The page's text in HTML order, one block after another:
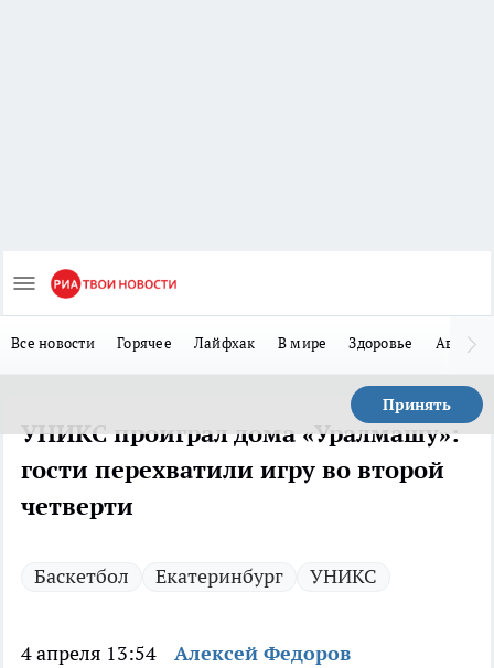
Все новости Горячее Лайфхак В мире Здоровье Авто
Принять
УНИКС проиграл дома «Уралмашу»:
гости перехватили игру во второй
четверти
Баскетбол Екатеринбург УНИКС
4 апреля 13:54 Алексей Федоров